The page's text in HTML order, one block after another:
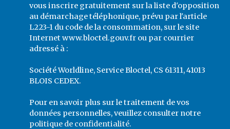
vous inscrire gratuitement sur la liste d'opposition
au démarchage téléphonique, prévu par l'article
L223-1 du code de la consommation, sur le site
Internet www.bloctel.gouv.fr ou par courrier
adressé à :
Société Worldline, Service Bloctel, CS 61311, 41013
BLOIS CEDEX.
Pour en savoir plus sur le traitement de vos
données personnelles, veuillez consulter notre
politique de confidentialité.